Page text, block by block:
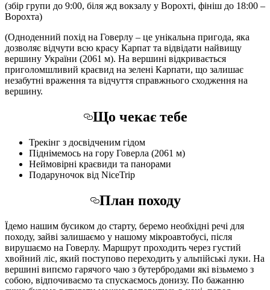
(збір групи до 9:00, біля жд вокзалу у Ворохті, фініш до 18:00 –
Ворохта)
(Одноденний похід на Говерлу – це унікальна пригода, яка
дозволяє відчути всю красу Карпат та відвідати найвищу
вершину України (2061 м). На вершині відкривається
приголомшливий краєвид на зелені Карпати, що залишає
незабутні враження та відчуття справжнього сходження на
вершину.
Що чекає тебе
Трекінг з досвідченим гідом
Піднімемось на гору Говерла (2061 м)
Неймовірні краєвиди та панорами
Подаруночок від NiceTrip
План походу
Їдемо нашим бусиком до старту, беремо необхідні речі для
походу, зайві залишаємо у нашому мікроавтобусі, після
вирушаємо на Говерлу. Маршрут проходить через густий
хвойний ліс, який поступово переходить у альпійські луки. На
вершині випємо гарячого чаю з бутербродами які візьмемо з
собою, відпочиваємо та спускаємось донизу. По бажанню